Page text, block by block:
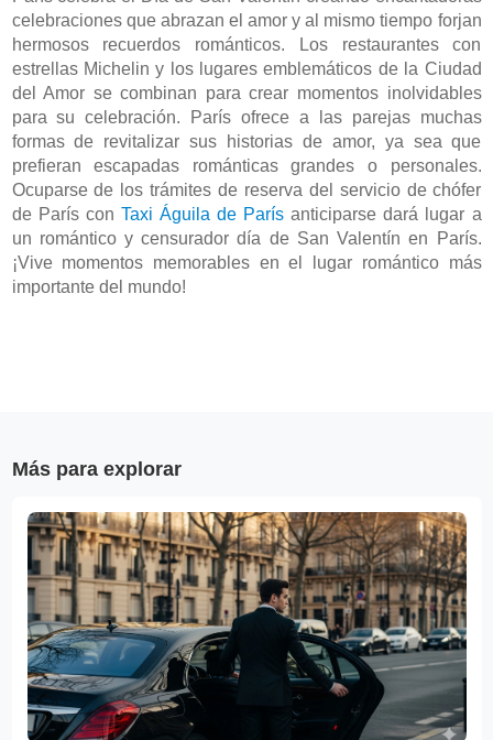
celebraciones que abrazan el amor y al mismo tiempo forjan
hermosos recuerdos románticos. Los restaurantes con
estrellas Michelin y los lugares emblemáticos de la Ciudad
del Amor se combinan para crear momentos inolvidables
para su celebración. París ofrece a las parejas muchas
formas de revitalizar sus historias de amor, ya sea que
prefieran escapadas románticas grandes o personales.
Ocuparse de los trámites de reserva del servicio de chófer
de París con Taxi Águila de París anticiparse dará lugar a
un romántico y censurador día de San Valentín en París.
¡Vive momentos memorables en el lugar romántico más
importante del mundo!
Más para explorar